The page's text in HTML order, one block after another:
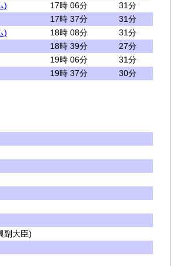
)
17時 06分
31分
17時 37分
31分
)
18時 08分
31分
18時 39分
27分
19時 06分
31分
19時 37分 30分
副大臣)